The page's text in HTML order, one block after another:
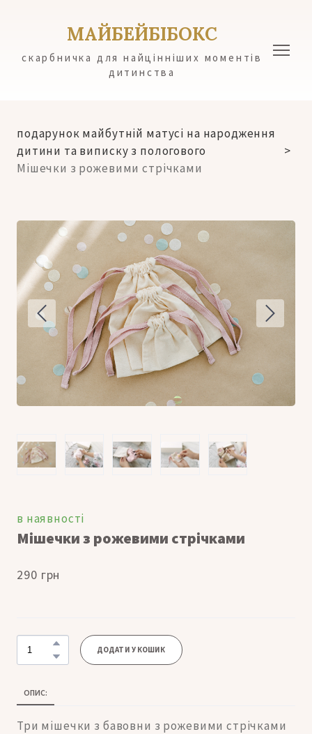
МАЙБЕЙБІБОКС
скарбничка для найцінніших моментів
дитинства
подарунок майбутній матусі на народження
дитини та виписку з пологового
Мішечки з рожевими стрічками
в наявності
Мішечки з рожевими стрічками
290 грн
ДОДАТИ У КОШИК
ОПИС:
Три мішечки з бавовни з рожевими стрічками